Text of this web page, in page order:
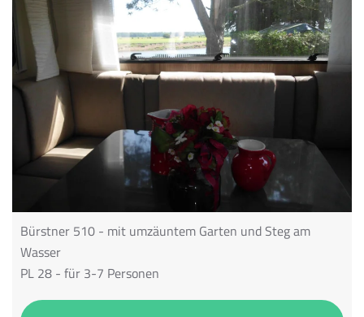
Bürstner 510 - mit umzäuntem Garten und Steg am
Wasser
PL 28 - für 3-7 Personen